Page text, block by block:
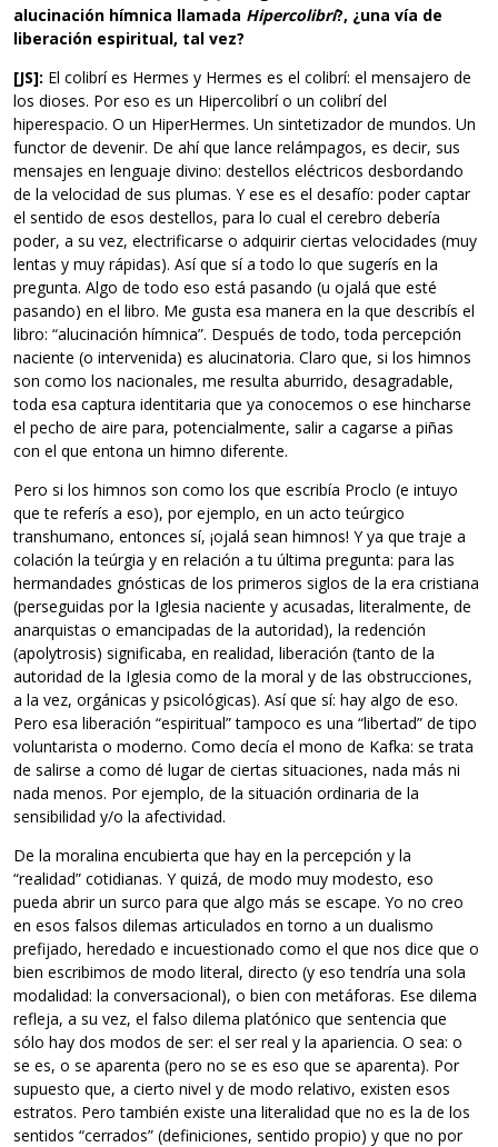
alucinación hímnica llamada Hipercolibrí?, ¿una vía de
liberación espiritual, tal vez?
[JS]: El colibrí es Hermes y Hermes es el colibrí: el mensajero de
los dioses. Por eso es un Hipercolibrí o un colibrí del
hiperespacio. O un HiperHermes. Un sintetizador de mundos. Un
functor de devenir. De ahí que lance relámpagos, es decir, sus
mensajes en lenguaje divino: destellos eléctricos desbordando
de la velocidad de sus plumas. Y ese es el desafío: poder captar
el sentido de esos destellos, para lo cual el cerebro debería
poder, a su vez, electrificarse o adquirir ciertas velocidades (muy
lentas y muy rápidas). Así que sí a todo lo que sugerís en la
pregunta. Algo de todo eso está pasando (u ojalá que esté
pasando) en el libro. Me gusta esa manera en la que describís el
libro: “alucinación hímnica”. Después de todo, toda percepción
naciente (o intervenida) es alucinatoria. Claro que, si los himnos
son como los nacionales, me resulta aburrido, desagradable,
toda esa captura identitaria que ya conocemos o ese hincharse
el pecho de aire para, potencialmente, salir a cagarse a piñas
con el que entona un himno diferente.
Pero si los himnos son como los que escribía Proclo (e intuyo
que te referís a eso), por ejemplo, en un acto teúrgico
transhumano, entonces sí, ¡ojalá sean himnos! Y ya que traje a
colación la teúrgia y en relación a tu última pregunta: para las
hermandades gnósticas de los primeros siglos de la era cristiana
(perseguidas por la Iglesia naciente y acusadas, literalmente, de
anarquistas o emancipadas de la autoridad), la redención
(apolytrosis) significaba, en realidad, liberación (tanto de la
autoridad de la Iglesia como de la moral y de las obstrucciones,
a la vez, orgánicas y psicológicas). Así que sí: hay algo de eso.
Pero esa liberación “espiritual” tampoco es una “libertad” de tipo
voluntarista o moderno. Como decía el mono de Kafka: se trata
de salirse a como dé lugar de ciertas situaciones, nada más ni
nada menos. Por ejemplo, de la situación ordinaria de la
sensibilidad y/o la afectividad.
De la moralina encubierta que hay en la percepción y la
“realidad” cotidianas. Y quizá, de modo muy modesto, eso
pueda abrir un surco para que algo más se escape. Yo no creo
en esos falsos dilemas articulados en torno a un dualismo
prefijado, heredado e incuestionado como el que nos dice que o
bien escribimos de modo literal, directo (y eso tendría una sola
modalidad: la conversacional), o bien con metáforas. Ese dilema
refleja, a su vez, el falso dilema platónico que sentencia que
sólo hay dos modos de ser: el ser real y la apariencia. O sea: o
se es, o se aparenta (pero no se es eso que se aparenta). Por
supuesto que, a cierto nivel y de modo relativo, existen esos
estratos. Pero también existe una literalidad que no es la de los
sentidos “cerrados” (definiciones, sentido propio) y que no por